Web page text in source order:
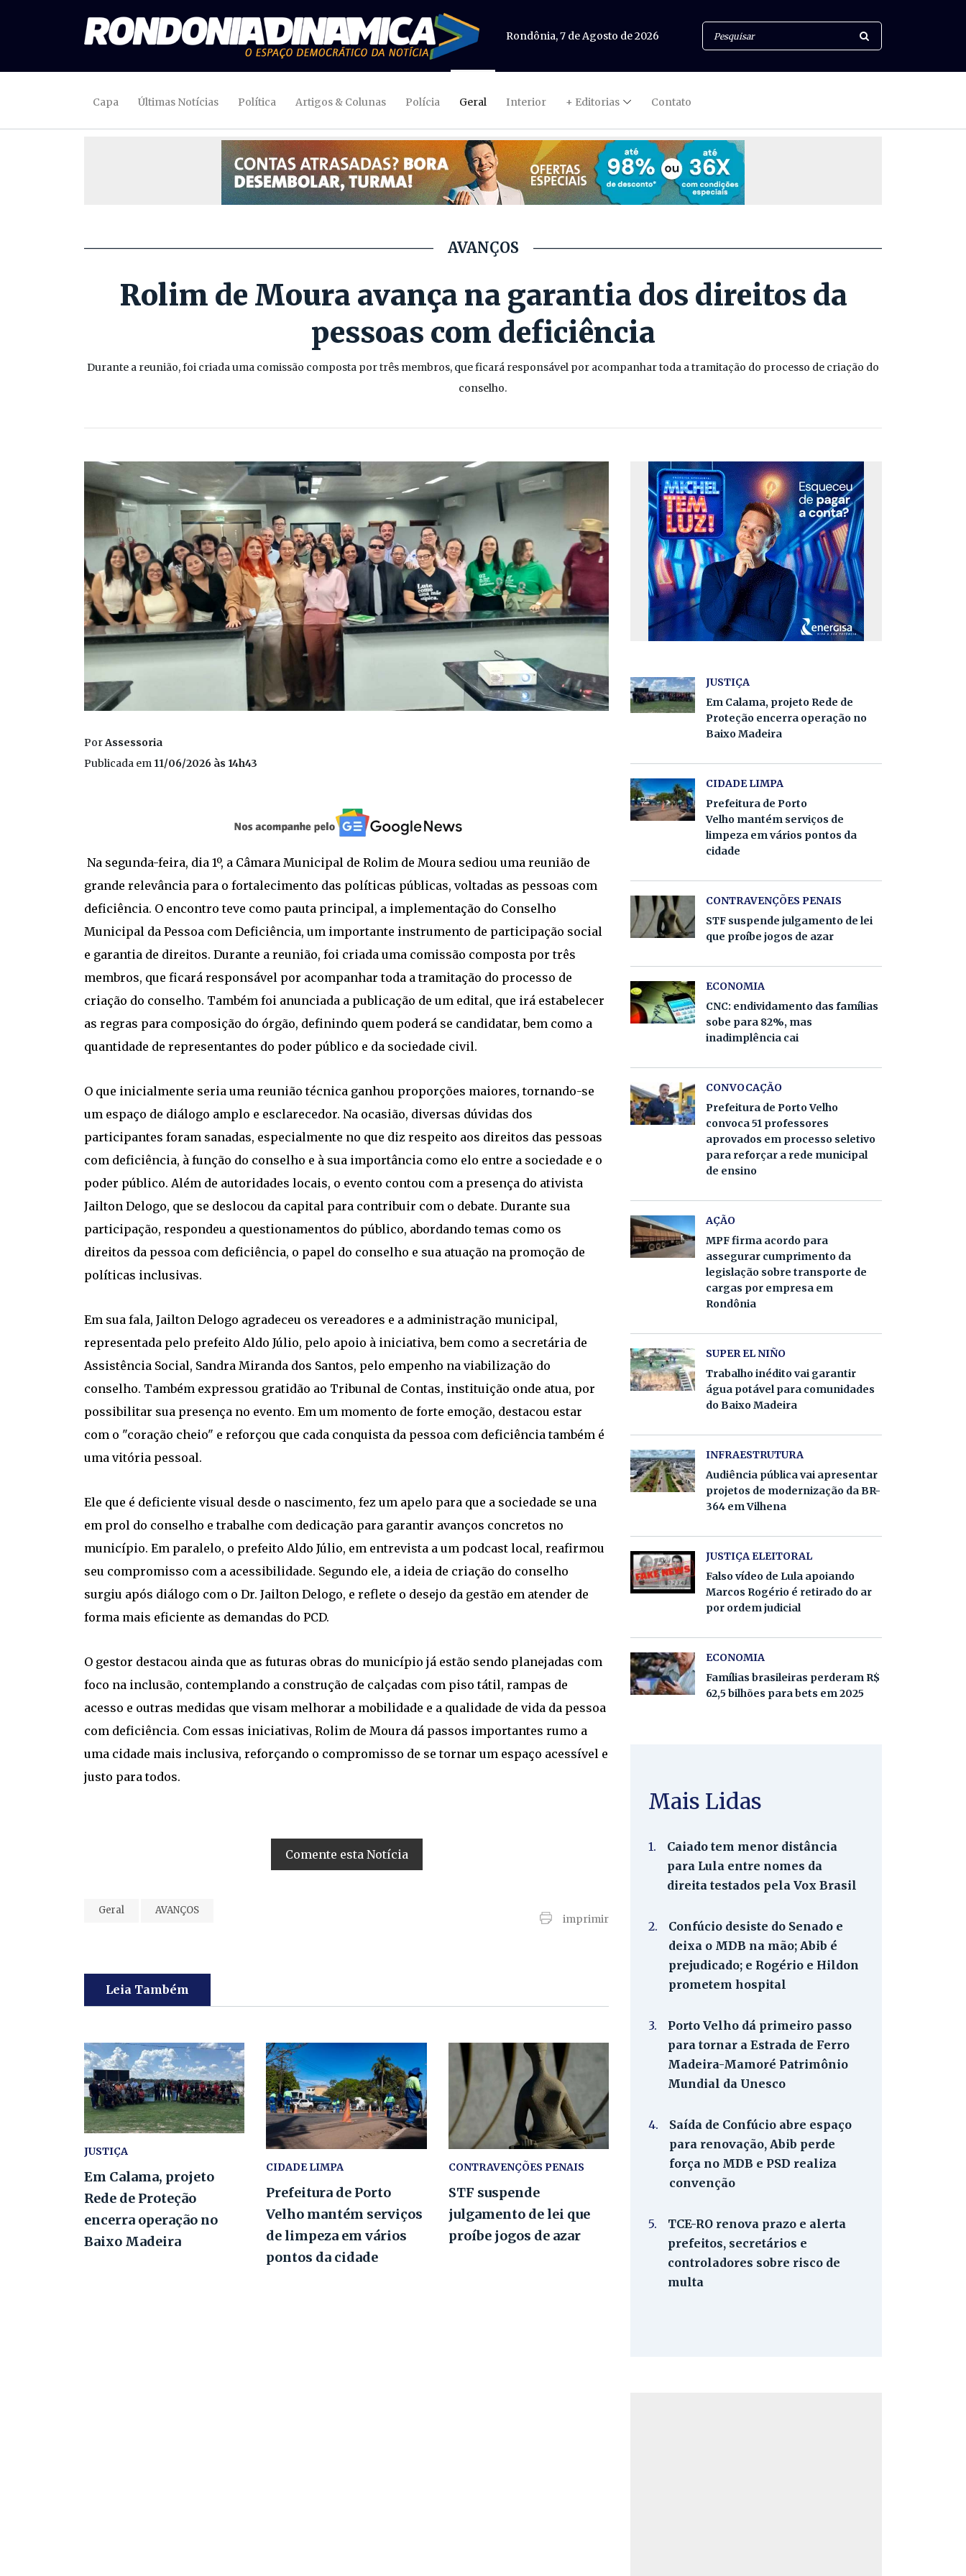
Rondônia, 7 de Agosto de 2026
Capa Últimas Notícias Política Artigos & Colunas Polícia Geral Interior + Editorias Contato
AVANÇOS
Rolim de Moura avança na garantia dos direitos da
pessoas com deficiência
Durante a reunião, foi criada uma comissão composta por três membros, que ficará responsável por acompanhar toda a tramitação do processo de criação do
conselho.
PorAssessoria
Publicada em 11/06/2026 às 14h43
Na segunda-feira, dia 1º, a Câmara Municipal de Rolim de Moura sediou uma reunião de
grande relevância para o fortalecimento das políticas públicas, voltadas as pessoas com
deficiência. O encontro teve como pauta principal, a implementação do Conselho
Municipal da Pessoa com Deficiência, um importante instrumento de participação social
e garantia de direitos. Durante a reunião, foi criada uma comissão composta por três
membros, que ficará responsável por acompanhar toda a tramitação do processo de
criação do conselho. Também foi anunciada a publicação de um edital, que irá estabelecer
as regras para composição do órgão, definindo quem poderá se candidatar, bem como a
quantidade de representantes do poder público e da sociedade civil.
O que inicialmente seria uma reunião técnica ganhou proporções maiores, tornando-se
um espaço de diálogo amplo e esclarecedor. Na ocasião, diversas dúvidas dos
participantes foram sanadas, especialmente no que diz respeito aos direitos das pessoas
com deficiência, à função do conselho e à sua importância como elo entre a sociedade e o
poder público. Além de autoridades locais, o evento contou com a presença do ativista
Jailton Delogo, que se deslocou da capital para contribuir com o debate. Durante sua
participação, respondeu a questionamentos do público, abordando temas como os
direitos da pessoa com deficiência, o papel do conselho e sua atuação na promoção de
políticas inclusivas.
Em sua fala, Jailton Delogo agradeceu os vereadores e a administração municipal,
representada pelo prefeito Aldo Júlio, pelo apoio à iniciativa, bem como a secretária de
Assistência Social, Sandra Miranda dos Santos, pelo empenho na viabilização do
conselho. Também expressou gratidão ao Tribunal de Contas, instituição onde atua, por
possibilitar sua presença no evento. Em um momento de forte emoção, destacou estar
com o "coração cheio" e reforçou que cada conquista da pessoa com deficiência também é
uma vitória pessoal.
Ele que é deficiente visual desde o nascimento, fez um apelo para que a sociedade se una
em prol do conselho e trabalhe com dedicação para garantir avanços concretos no
município. Em paralelo, o prefeito Aldo Júlio, em entrevista a um podcast local, reafirmou
seu compromisso com a acessibilidade. Segundo ele, a ideia de criação do conselho
surgiu após diálogo com o Dr. Jailton Delogo, e reflete o desejo da gestão em atender de
forma mais eficiente as demandas do PCD.
O gestor destacou ainda que as futuras obras do município já estão sendo planejadas com
foco na inclusão, contemplando a construção de calçadas com piso tátil, rampas de
acesso e outras medidas que visam melhorar a mobilidade e a qualidade de vida da pessoa
com deficiência. Com essas iniciativas, Rolim de Moura dá passos importantes rumo a
uma cidade mais inclusiva, reforçando o compromisso de se tornar um espaço acessível e
justo para todos.
Comente esta Notícia
Geral AVANÇOS
imprimir
Leia Também
JUSTIÇA
Em Calama, projeto
Rede de Proteção
encerra operação no
Baixo Madeira
CIDADE LIMPA
Prefeitura de Porto
Velho mantém serviços
de limpeza em vários
pontos da cidade
CONTRAVENÇÕES PENAIS
STF suspende
julgamento de lei que
proíbe jogos de azar
JUSTIÇA
Em Calama, projeto Rede de
Proteção encerra operação no
Baixo Madeira
CIDADE LIMPA
Prefeitura de Porto
Velho mantém serviços de
limpeza em vários pontos da
cidade
CONTRAVENÇÕES PENAIS
STF suspende julgamento de lei
que proíbe jogos de azar
ECONOMIA
CNC: endividamento das famílias
sobe para 82%, mas
inadimplência cai
CONVOCAÇÃO
Prefeitura de Porto Velho
convoca 51 professores
aprovados em processo seletivo
para reforçar a rede municipal
de ensino
AÇÃO
MPF firma acordo para
assegurar cumprimento da
legislação sobre transporte de
cargas por empresa em
Rondônia
SUPER EL NIÑO
Trabalho inédito vai garantir
água potável para comunidades
do Baixo Madeira
INFRAESTRUTURA
Audiência pública vai apresentar
projetos de modernização da BR-
364 em Vilhena
JUSTIÇA ELEITORAL
Falso vídeo de Lula apoiando
Marcos Rogério é retirado do ar
por ordem judicial
ECONOMIA
Famílias brasileiras perderam R$
62,5 bilhões para bets em 2025
Mais Lidas
1.
Caiado tem menor distância
para Lula entre nomes da
direita testados pela Vox Brasil
2.
Confúcio desiste do Senado e
deixa o MDB na mão; Abib é
prejudicado; e Rogério e Hildon
prometem hospital
3.
Porto Velho dá primeiro passo
para tornar a Estrada de Ferro
Madeira-Mamoré Patrimônio
Mundial da Unesco
4.
Saída de Confúcio abre espaço
para renovação, Abib perde
força no MDB e PSD realiza
convenção
5.
TCE-RO renova prazo e alerta
prefeitos, secretários e
controladores sobre risco de
multa